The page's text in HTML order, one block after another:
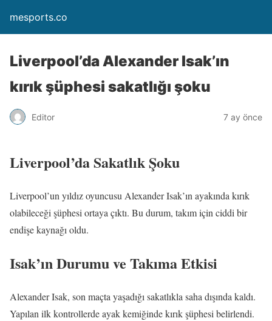
mesports.co
Liverpool’da Alexander Isak’ın
kırık şüphesi sakatlığı şoku
Editor 7 ay önce
Liverpool’da Sakatlık Şoku
Liverpool’un yıldız oyuncusu Alexander Isak’ın ayakında kırık
olabileceği şüphesi ortaya çıktı. Bu durum, takım için ciddi bir
endişe kaynağı oldu.
Isak’ın Durumu ve Takıma Etkisi
Alexander Isak, son maçta yaşadığı sakatlıkla saha dışında kaldı.
Yapılan ilk kontrollerde ayak kemiğinde kırık şüphesi belirlendi.